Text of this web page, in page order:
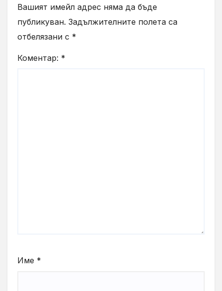
Вашият имейл адрес няма да бъде
публикуван. Задължителните полета са
отбелязани с *
Коментар: *
Име *